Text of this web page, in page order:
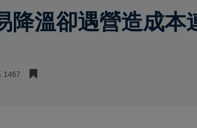
降溫卻遇營造成
1467